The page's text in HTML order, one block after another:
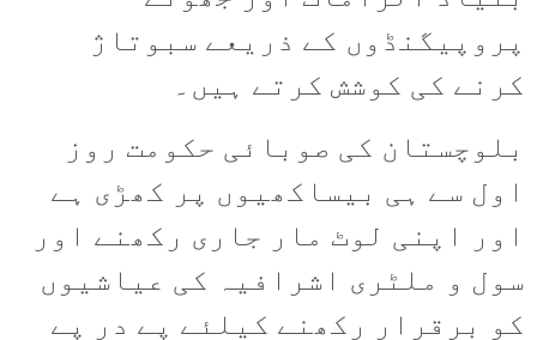
پروپیگنڈوں کے ذریعے سبوتاژ
کرنے کی کوشش کرتے ہیں۔
بلوچستان کی صوبائی حکومت روز
اول سے ہی بیساکھیوں پر کھڑی ہے
اور اپنی لوٹ مار جاری رکھنے اور
سول و ملٹری اشرافیہ کی عیاشیوں
کو برقرار رکھنے کیلئے پے در پے